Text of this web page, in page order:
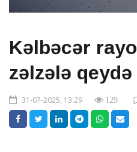
Kəlbəcər
zəlzələ qeydə
31-07-2025, 13:29 129